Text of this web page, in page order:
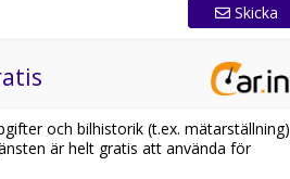
Skicka
och bilhistorik (t.ex. mätarställning)
är helt gratis att använda för